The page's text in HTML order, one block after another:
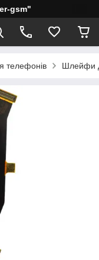
gsm"
телефонів Шлейфи